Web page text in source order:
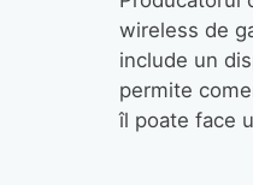
wireless de
include un
permite
îl poate face